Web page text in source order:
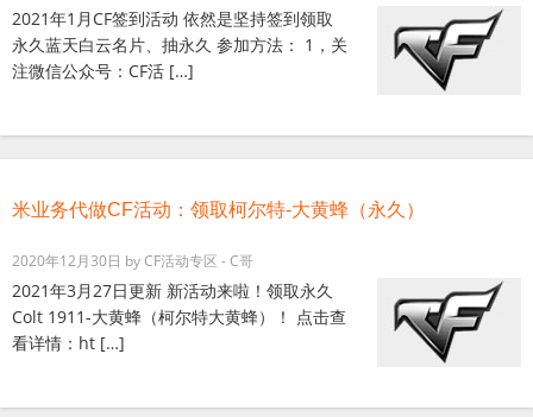
2021年1月CF签到活动 依然是坚持签到领取
永久蓝天白云名片、抽永久 参加方法： 1，关
注微信公众号：CF活 […]
米业务代做CF活动：领取柯尔特-大黄蜂（永久）
2020年12月30日 byCF活动专区 - C哥
2021年3月27日更新 新活动来啦！领取永久
Colt 1911-大黄蜂（柯尔特大黄蜂）！ 点击查
看详情：ht […]